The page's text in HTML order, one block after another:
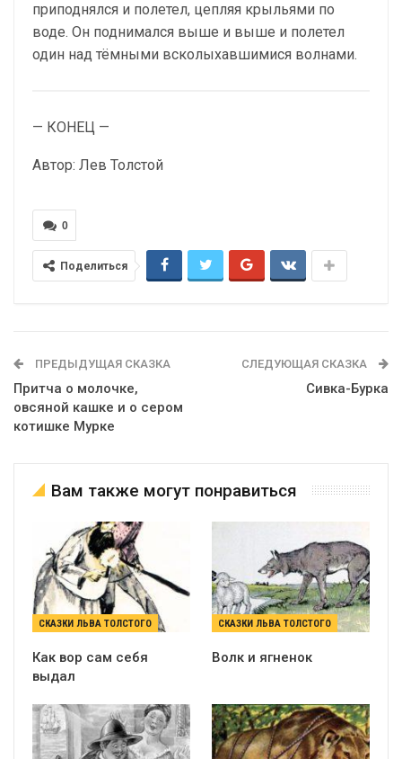
приподнялся и полетел, цепляя крыльями по
воде. Он поднимался выше и выше и полетел
один над тёмными всколыхавшимися волнами.
— КОНЕЦ —
Автор: Лев Толстой
0
Поделиться
ПРЕДЫДУЩАЯ СКАЗКА
Притча о молочке,
овсяной кашке и о сером
котишке Мурке
СЛЕДУЮЩАЯ СКАЗКА
Сивка-Бурка
Вам также могут понравиться
СКАЗКИ ЛЬВА ТОЛСТОГО
Как вор сам себя
выдал
СКАЗКИ ЛЬВА ТОЛСТОГО
Волк и ягненок